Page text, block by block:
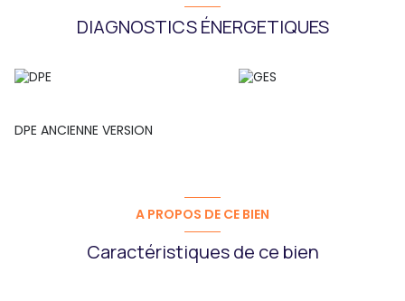
DIAGNOSTICS ÉNERGETIQUES
DPE ANCIENNE VERSION
A PROPOS DE CE BIEN
Caractéristiques de ce bien